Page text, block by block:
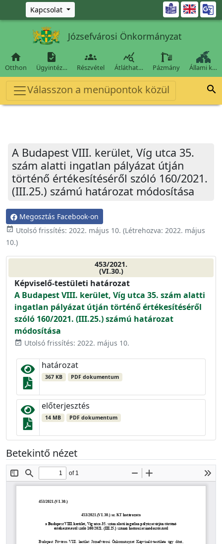
Ugrás a fő tartalomra
Kapcsolat 
Józsefvárosi Önkormányzat

Otthon

Ügyintéz…

Részvétel

Átláthat… Pázmány Állami k…
Válasszon a menüpontok közül 
A Budapest VIII. kerület, Víg utca 35.
szám alatti ingatlan pályázat útján
történő értékesítéséről szóló 160/2021.
(III.25.) számú határozat módosítása
Megosztás Facebook-on
event_available Utolsó frissítés: 2022. május 10. (Létrehozva: 2022. május
10.)
453/2021.
(VI.30.)
Képviselő-testületi határozat
A Budapest VIII. kerület, Víg utca 35. szám alatti
ingatlan pályázat útján történő értékesítéséről
szóló 160/2021. (III.25.) számú határozat
módosítása
event_available Utolsó frissítés: 2022. május 10.
határozat
367 KB PDF dokumentum
előterjesztés
14 MB PDF dokumentum
Betekintő nézet